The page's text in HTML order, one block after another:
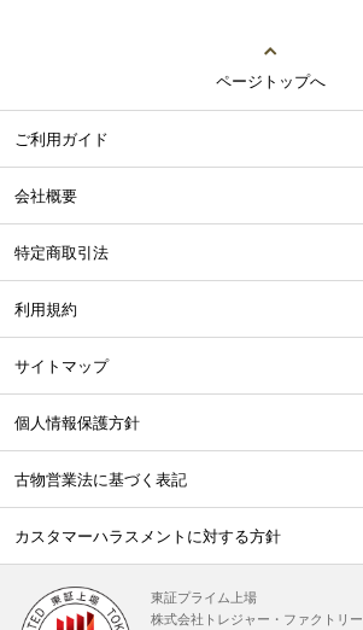
ページトップへ
ご利用ガイド
会社概要
特定商取引法
利用規約
サイトマップ
個人情報保護方針
古物営業法に基づく表記
カスタマーハラスメントに対する方針
東証プライム上場
株式会社トレジャー・ファクトリー